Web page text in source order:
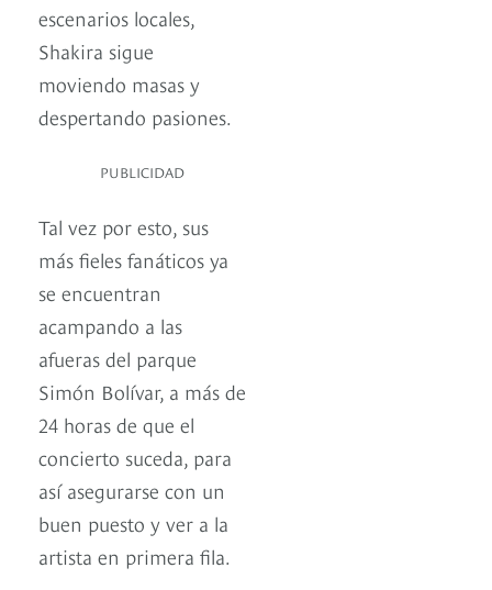
escenarios locales,
Shakira sigue
moviendo masas y
despertando pasiones.
PUBLICIDAD
Tal vez por esto, sus
más fieles fanáticos ya
se encuentran
acampando a las
afueras del parque
Simón Bolívar, a más de
24 horas de que el
concierto suceda, para
así asegurarse con un
buen puesto y ver a la
artista en primera fila.